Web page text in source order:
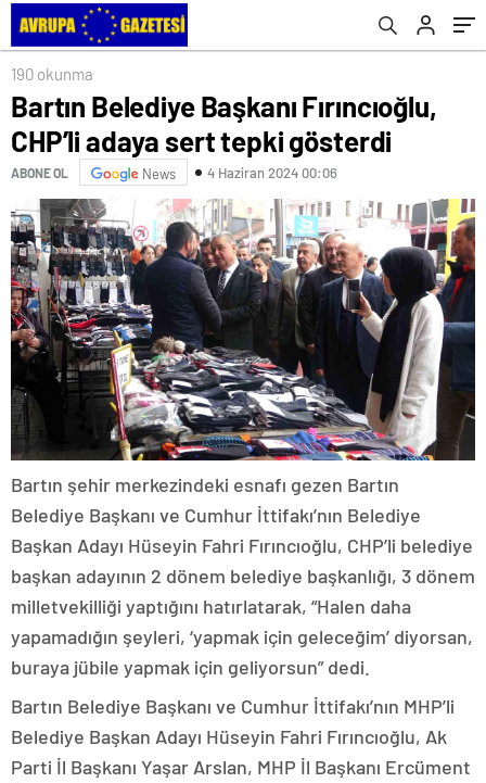
190 okunma
Bartın Belediye Başkanı Fırıncıoğlu,
CHP’li adaya sert tepki gösterdi
ABONE OL News 4 Haziran 2024 00:06
Bartın şehir merkezindeki esnafı gezen Bartın
Belediye Başkanı ve Cumhur İttifakı’nın Belediye
Başkan Adayı Hüseyin Fahri Fırıncıoğlu, CHP’li belediye
başkan adayının 2 dönem belediye başkanlığı, 3 dönem
milletvekilliği yaptığını hatırlatarak, “Halen daha
yapamadığın şeyleri, ‘yapmak için geleceğim’ diyorsan,
buraya jübile yapmak için geliyorsun” dedi.
Bartın Belediye Başkanı ve Cumhur İttifakı’nın MHP’li
Belediye Başkan Adayı Hüseyin Fahri Fırıncıoğlu, Ak
Parti İl Başkanı Yaşar Arslan, MHP İl Başkanı Ercüment